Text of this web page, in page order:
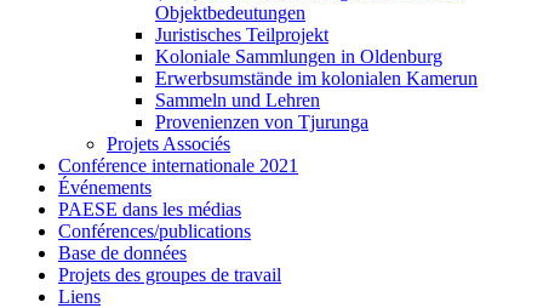
Objektbedeutungen
Juristisches Teilprojekt
Koloniale Sammlungen in Oldenburg
Erwerbsumstände im kolonialen Kamerun
Sammeln und Lehren
Provenienzen von Tjurunga
Projets Associés
Conférence internationale 2021
Événements
PAESE dans les médias
Conférences/publications
Base de données
Projets des groupes de travail
Liens